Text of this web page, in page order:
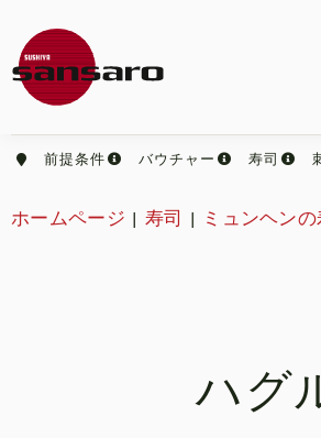
前提条件 バウチャー 寿司
ホームページ | 寿司 | ミュンヘン
ハグ